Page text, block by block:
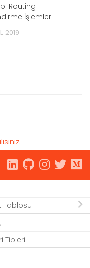
Routing –
İşlemleri
2019
.
Tablosu
Tipleri